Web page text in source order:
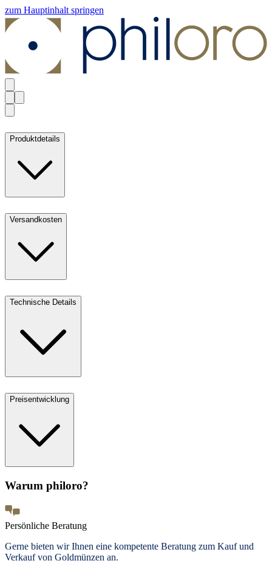
zum Hauptinhalt springen
Produktdetails
Versandkosten
Technische Details
Preisentwicklung
Warum philoro?
Persönliche Beratung
Gerne bieten wir Ihnen eine kompetente Beratung zum Kauf und
Verkauf von Goldmünzen an.